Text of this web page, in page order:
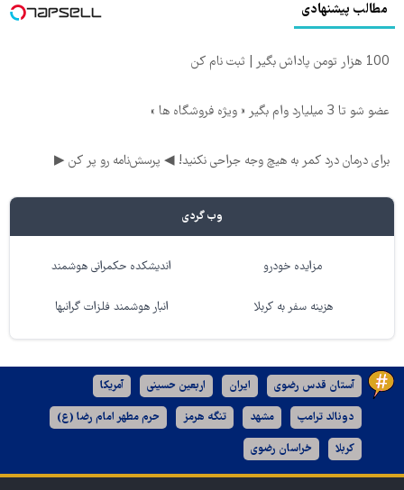
مطالب پیشنهادی
100 هزار تومن پاداش بگیر | ثبت نام کن
عضو شو تا 3 میلیارد وام بگیر « ویژه فروشگاه ها »
برای درمان درد کمر به هیچ وجه جراحی نکنید! ◀ پرسش‌نامه رو پر کن ▶
وب گردی
مزایده خودرو اندیشکده حکمرانی هوشمند
هزینه سفر به کربلا انبار هوشمند فلزات گرانبها
آستان قدس رضوی ایران اربعین حسینی آمریکا
دونالد ترامپ مشهد تنگه هرمز حرم مطهر امام رضا (ع)
کربلا خراسان رضوی